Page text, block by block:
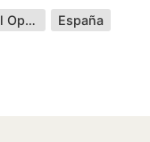
Unidad Central Operativa
España